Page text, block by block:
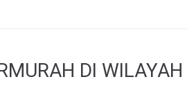
DI WILAYAH